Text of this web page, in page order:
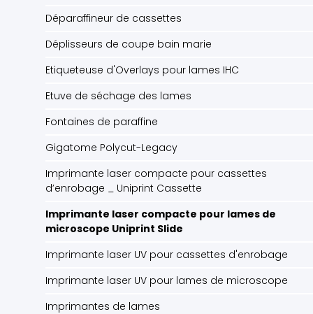
Déparaffineur de cassettes
Déplisseurs de coupe bain marie
Etiqueteuse d'Overlays pour lames IHC
Etuve de séchage des lames
Fontaines de paraffine
Gigatome Polycut-Legacy
Imprimante laser compacte pour cassettes
d’enrobage _ Uniprint Cassette
Imprimante laser compacte pour lames de
microscope Uniprint Slide
Imprimante laser UV pour cassettes d'enrobage
Imprimante laser UV pour lames de microscope
Imprimantes de lames